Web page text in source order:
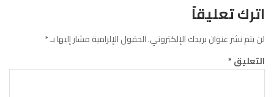
اترك تعليقاً
لن يتم نشر عنوان بريدك الإلكتروني.الحقول الإلزامية مشار إليها بـ*
التعليق*